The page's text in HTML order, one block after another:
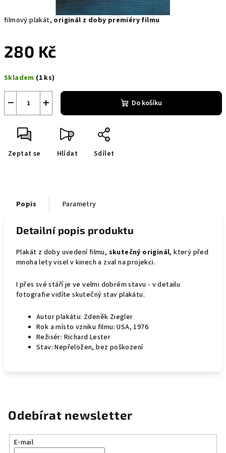
filmový plakát, originál z doby premiéry filmu
280 Kč
cena:
Skladem (1 ks)
+
− Do košíku
Zeptat se Hlídat Sdílet
Popis Parametry
Detailní popis produktu
Plakát z doby uvedení filmu, skutečný originál, který před
mnoha lety visel v kinech a zval na projekci.
I přes své stáří je ve velmi dobrém stavu - v detailu
fotografie vidíte skutečný stav plakátu.
Autor plakátu: Zdeněk Ziegler
Rok a místo vzniku filmu: USA, 1976
Režisér: Richard Lester
Stav: Nepřeložen, bez poškození
Odebírat newsletter
E-mail